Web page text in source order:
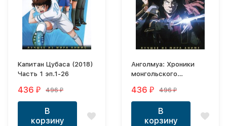
Капитан Цубаса (2018)
Часть 1 эп.1-26
436 ₽ 496₽
В
корзину
Анголмуа: Хроники
монгольского
Уит
436 ₽ 496₽
В
корзину